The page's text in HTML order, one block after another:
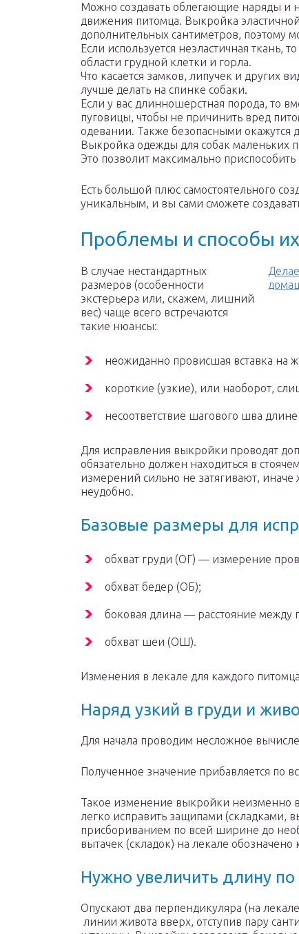
Можно создавать облегающие наряды и
движения питомца. Выкройка
дополнительных сантиметров, поэтому
Если используется неэластичная ткань,
области грудной клетки и горла.
Что касается замков, липучек и других
лучше делать на спинке собаки.
Если у вас длинношерстная порода, то
пуговицы, чтобы не причинить вред
одевании. Также безопасными окажутся
Выкройка одежды для собак маленьких
Это позволит максимально
Есть большой плюс самостоятельного
уникальным, и вы сами сможете
Проблемы и способы
В случае нестандартных
размеров (особенности
экстерьера или, скажем, лишний
вес) чаще всего встречаются
такие нюансы:
неожиданно провисшая вставка на
короткие (узкие), или наоборот,
несоответствие шагового шва
Для исправления выкройки проводят
обязательно должен находиться в
измерений сильно не затягивают,
неудобно.
Базовые размеры для
обхват груди (ОГ) — измерение
обхват бедер (ОБ);
боковая длина — расстояние между
обхват шеи (ОШ).
Изменения в лекале для каждого
Наряд узкий в груди и
Для начала проводим несложное
Полученное значение прибавляется по
Такое изменение выкройки неизменно
легко исправить защипами (складками,
присбориванием по всей ширине до
вытачек (складок) на лекале
Нужно увеличить длину
Опускают два перпендикуляра (на
линии живота вверх, отступив пару